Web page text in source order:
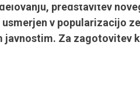
predstavitev
v popularizacijo
javnostim. Za zagotovitev